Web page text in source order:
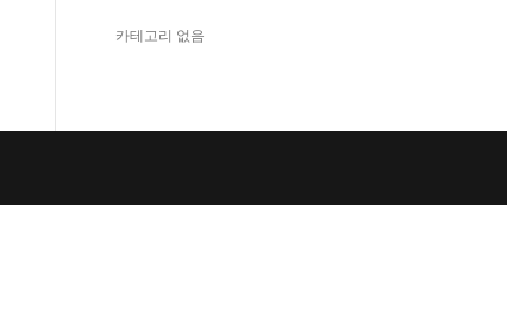
카테고리 없음